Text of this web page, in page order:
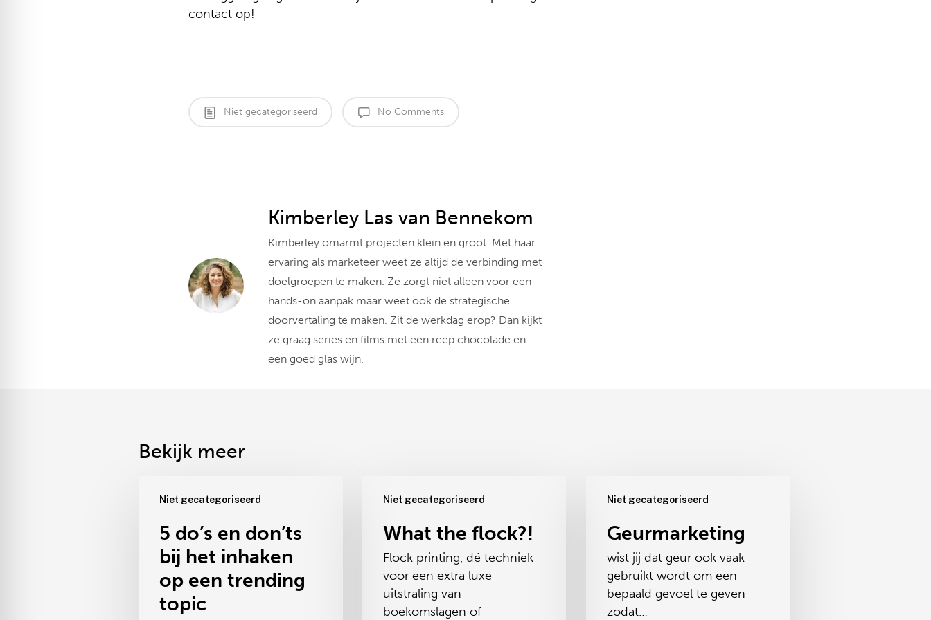
contact op!
Niet gecategoriseerd No Comments
Kimberley Las van Bennekom
Kimberley omarmt projecten klein en groot. Met haar
ervaring als marketeer weet ze altijd de verbinding met
doelgroepen te maken. Ze zorgt niet alleen voor een
hands-on aanpak maar weet ook de strategische
doorvertaling te maken. Zit de werkdag erop? Dan kijkt
ze graag series en films met een reep chocolade en
een goed glas wijn.
Bekijk meer
Niet gecategoriseerd
do’s
don’ts
inhaken
5 do’s en don’ts
bij het inhaken
op een trending
topic
Niet gecategoriseerd
What the flock?!
Flock printing, dé techniek
voor een extra luxe
uitstraling van
boekomslagen of
Niet gecategoriseerd
Geurmarketing
wist jij dat geur ook vaak
gebruikt wordt om een
bepaald gevoel te geven
zodat…